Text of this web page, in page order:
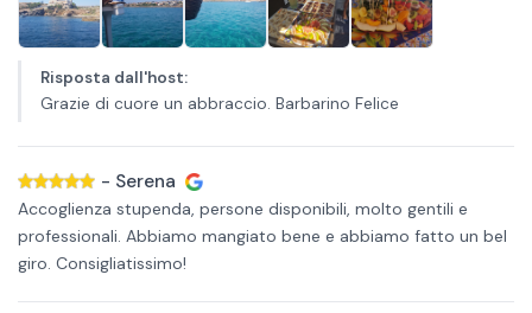
Risposta dall'host:
Grazie di cuore un abbraccio. Barbarino Felice
- Serena
Accoglienza stupenda, persone disponibili, molto gentili e
professionali. Abbiamo mangiato bene e abbiamo fatto un bel
giro. Consigliatissimo!